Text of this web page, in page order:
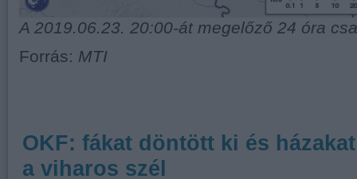
A 2019.06.23. 20:00-át megelőző 24 óra
Forrás: MTI
OKF: fákat döntött ki és
a viharos szél